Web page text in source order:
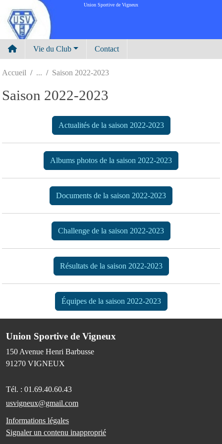
Union Sportive de Vigneux
Vie du Club Contact
Accueil Saison 2022-2023
Saison 2022-2023
Actualités de la saison 2022-2023
Albums photos de la saison 2022-2023
Documents de la saison 2022-2023
Challenge de la saison 2022-2023
Résultats de la saison 2022-2023
Équipes de la saison 2022-2023
Union Sportive de Vigneux
150 Avenue Henri Barbusse
91270 VIGNEUX
Tél. : 01.69.40.60.43
usvigneux@gmail.com
Informations légales
Signaler un contenu inapproprié
Panneau de gestion des cookies